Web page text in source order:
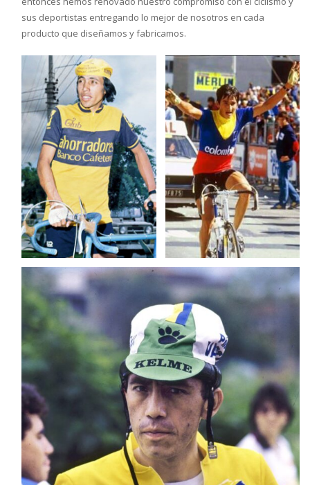
sus deportistas entregando lo mejor de nosotros en cada
producto que diseñamos y fabricamos.